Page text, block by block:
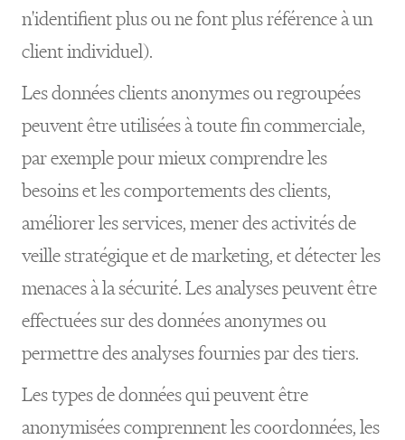
n'identifient plus ou ne font plus référence à un
client individuel).
Les données clients anonymes ou regroupées
peuvent être utilisées à toute fin commerciale,
par exemple pour mieux comprendre les
besoins et les comportements des clients,
améliorer les services, mener des activités de
veille stratégique et de marketing, et détecter les
menaces à la sécurité. Les analyses peuvent être
effectuées sur des données anonymes ou
permettre des analyses fournies par des tiers.
Les types de données qui peuvent être
anonymisées comprennent les coordonnées, les